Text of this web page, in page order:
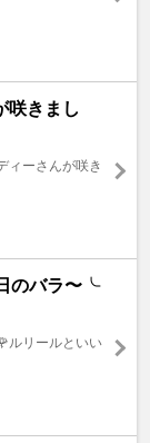
咲きまし
ィーさんが咲き
のバラ〜╰
ルリールといい